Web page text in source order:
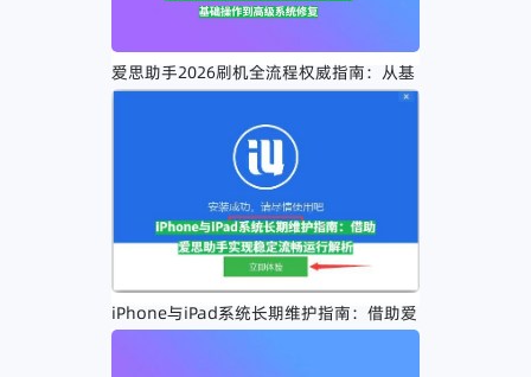
爱思助手2026刷机全流程权威指南：从基
础操作到高级系统修复
iPhone与iPad系统长期维护指南：借助爱
思助手实现稳定流畅运行解析